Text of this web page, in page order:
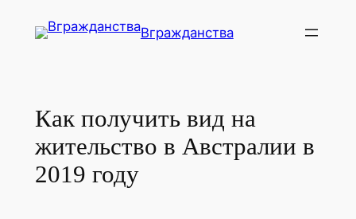
Вгражданства
Как получить вид на
жительство в Австралии в
2019 году